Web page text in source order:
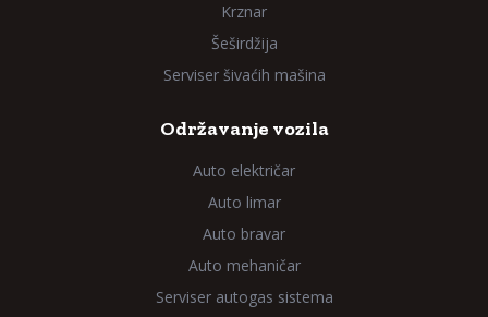
Krznar
Šeširdžija
Serviser šivaćih mašina
Održavanje vozila
Auto električar
Auto limar
Auto bravar
Auto mehaničar
Serviser autogas sistema